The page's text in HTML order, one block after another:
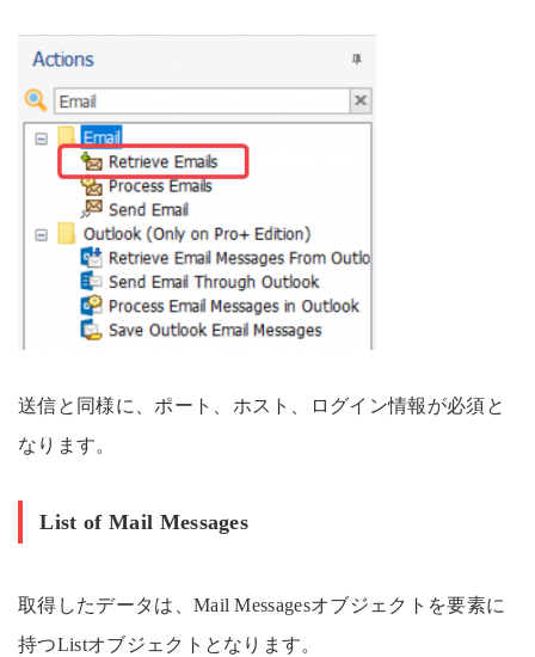
送信と同様に、ポート、ホスト、ログイン情報が必須と
なります。
List of Mail Messages
取得したデータは、Mail Messagesオブジェクトを要素に
持つListオブジェクトとなります。